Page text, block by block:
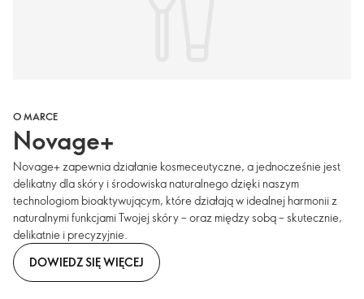
O MARCE
Novage+
Novage+ zapewnia działanie kosmeceutyczne, a jednocześnie jest
delikatny dla skóry i środowiska naturalnego dzięki naszym
technologiom bioaktywującym, które działają w idealnej harmonii z
naturalnymi funkcjami Twojej skóry – oraz między sobą – skutecznie,
delikatnie i precyzyjnie.
DOWIEDZ SIĘ WIĘCEJ